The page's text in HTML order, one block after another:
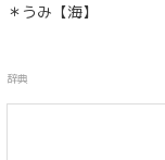
＊うみ【海】
辞典